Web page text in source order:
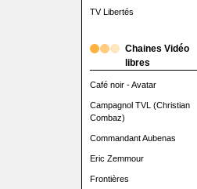
TV Libertés
Chaines Vidéo
libres
Café noir - Avatar
Campagnol TVL (Christian
Combaz)
Commandant Aubenas
Eric Zemmour
Frontières